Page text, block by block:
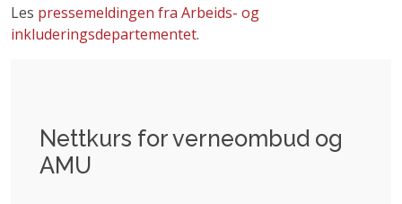
Les pressemeldingen fra Arbeids- og
inkluderingsdepartementet.
Nettkurs for verneombud og
AMU